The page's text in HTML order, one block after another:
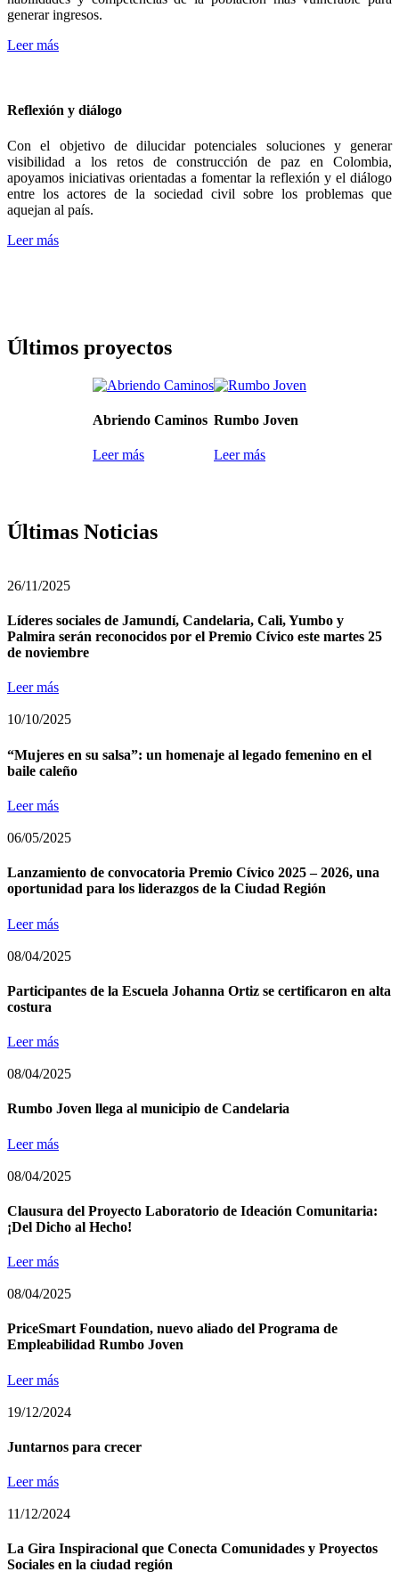
generar ingresos.
Leer más
Reflexión y diálogo
Con el objetivo de dilucidar potenciales soluciones y generar
visibilidad a los retos de construcción de paz en Colombia,
apoyamos iniciativas orientadas a fomentar la reflexión y el diálogo
entre los actores de la sociedad civil sobre los problemas que
aquejan al país.
Leer más
Últimos proyectos
Abriendo Caminos
Leer más
Rumbo Joven
Leer más
Últimas Noticias
26/11/2025
Líderes sociales de Jamundí, Candelaria, Cali, Yumbo y
Palmira serán reconocidos por el Premio Cívico este martes 25
de noviembre
Leer más
10/10/2025
“Mujeres en su salsa”: un homenaje al legado femenino en el
baile caleño
Leer más
06/05/2025
Lanzamiento de convocatoria Premio Cívico 2025 – 2026, una
oportunidad para los liderazgos de la Ciudad Región
Leer más
08/04/2025
Participantes de la Escuela Johanna Ortiz se certificaron en alta
costura
Leer más
08/04/2025
Rumbo Joven llega al municipio de Candelaria
Leer más
08/04/2025
Clausura del Proyecto Laboratorio de Ideación Comunitaria:
¡Del Dicho al Hecho!
Leer más
08/04/2025
PriceSmart Foundation, nuevo aliado del Programa de
Empleabilidad Rumbo Joven
Leer más
19/12/2024
Juntarnos para crecer
Leer más
11/12/2024
La Gira Inspiracional que Conecta Comunidades y Proyectos
Sociales en la ciudad región